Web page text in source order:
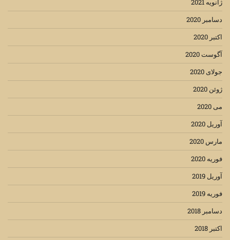
ژانویه 2021
دسامبر 2020
اکتبر 2020
آگوست 2020
جولای 2020
ژوئن 2020
می 2020
آوریل 2020
مارس 2020
فوریه 2020
آوریل 2019
فوریه 2019
دسامبر 2018
اکتبر 2018